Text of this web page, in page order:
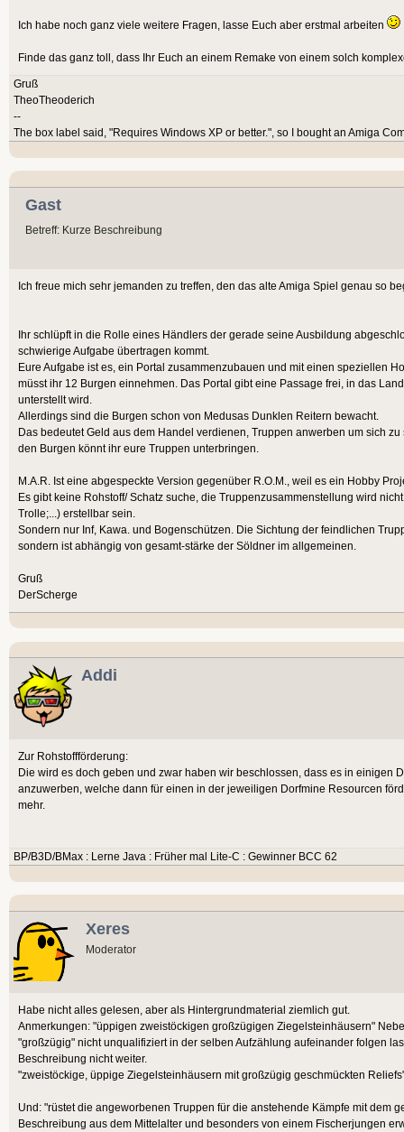
Ich habe noch ganz viele weitere Fragen, lasse Euch aber erstmal arbeiten
Finde das ganz toll, dass Ihr Euch an einem Remake von einem solch
Gruß
TheoTheoderich
--
The box label said, "Requires Windows XP or better.", so I bought an Amiga
Gast
Betreff: Kurze Beschreibung
Ich freue mich sehr jemanden zu treffen, den das alte Amiga Spiel genau so
Ihr schlüpft in die Rolle eines Händlers der gerade seine Ausbildung
schwierige Aufgabe übertragen kommt.
Eure Aufgabe ist es, ein Portal zusammenzubauen und mit einen speziellen
müsst ihr 12 Burgen einnehmen. Das Portal gibt eine Passage frei, in das
unterstellt wird.
Allerdings sind die Burgen schon von Medusas Dunklen Reitern bewacht.
Das bedeutet Geld aus dem Handel verdienen, Truppen anwerben um sich
den Burgen könnt ihr eure Truppen unterbringen.
M.A.R. Ist eine abgespeckte Version gegenüber R.O.M., weil es ein Hobby
Es gibt keine Rohstoff/ Schatz suche, die Truppenzusammenstellung wird
Trolle;...) erstellbar sein.
Sondern nur Inf, Kawa. und Bogenschützen. Die Sichtung der feindlichen
sondern ist abhängig von gesamt-stärke der Söldner im allgemeinen.
Gruß
DerScherge
Addi
Zur Rohstoffförderung:
Die wird es doch geben und zwar haben wir beschlossen, dass es in einigen
anzuwerben, welche dann für einen in der jeweiligen Dorfmine Resourcen
mehr.
BP/B3D/BMax : Lerne Java : Früher mal Lite-C : Gewinner BCC 62
Xeres
Moderator
Habe nicht alles gelesen, aber als Hintergrundmaterial ziemlich gut.
Anmerkungen: "üppigen zweistöckigen großzügigen Ziegelsteinhäusern"
"großzügig" nicht unqualifiziert in der selben Aufzählung aufeinander folgen
Beschreibung nicht weiter.
"zweistöckige, üppige Ziegelsteinhäusern mit großzügig geschmückten
Und: "rüstet die angeworbenen Truppen für die anstehende Kämpfe mit dem
Beschreibung aus dem Mittelalter und besonders von einem Fischerjungen